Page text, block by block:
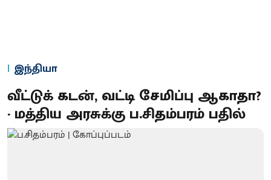
இந்தியா
வீட்டுக் கடன், வட்டி சேமிப்பு ஆகாதா?
- மத்திய அரசுக்கு ப.சிதம்பரம் பதில்